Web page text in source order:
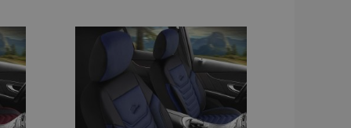
Lista
Lista
de
Deseos
de
varios mensajes
de la cookie
productos
para facilitar la
los datos de